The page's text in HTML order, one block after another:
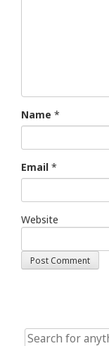
Name *
Email *
Website
Search